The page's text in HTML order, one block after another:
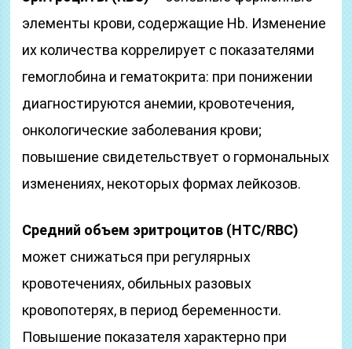
элементы крови, содержащие Hb. Изменение
их количества коррелирует с показателями
гемоглобина и гематокрита: при понижении
диагностируются анемии, кровотечения,
онкологические заболевания крови;
повышение свидетельствует о гормональных
изменениях, некоторых формах лейкозов.
Средний объем эритроцитов (HTC/RBC)
может снижаться при регулярных
кровотечениях, обильных разовых
кровопотерях, в период беременности.
Повышение показателя характерно при